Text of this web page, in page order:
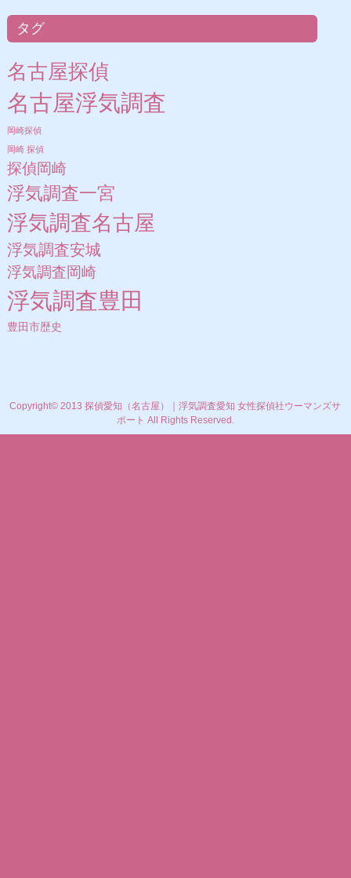
タグ
名古屋探偵
名古屋浮気調査
岡崎探偵
岡崎 探偵
探偵岡崎
浮気調査一宮
浮気調査名古屋
浮気調査安城
浮気調査岡崎
浮気調査豊田
豊田市歴史
Copyright© 2013 探偵愛知（名古屋）｜浮気調査愛知 女性探偵社ウーマンズサ
ポート All Rights Reserved.